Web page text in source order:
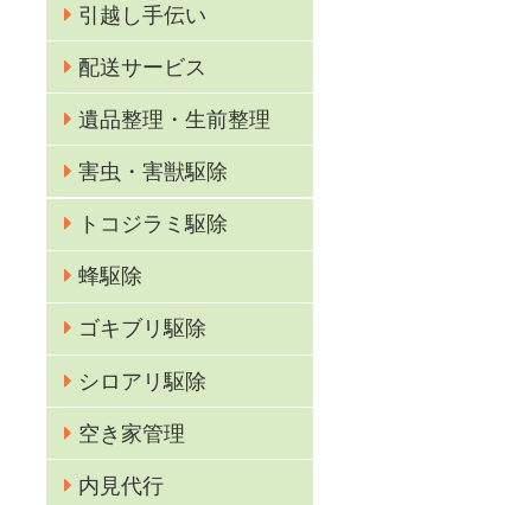
引越し手伝い
配送サービス
遺品整理・生前整理
害虫・害獣駆除
トコジラミ駆除
蜂駆除
ゴキブリ駆除
シロアリ駆除
空き家管理
内見代行